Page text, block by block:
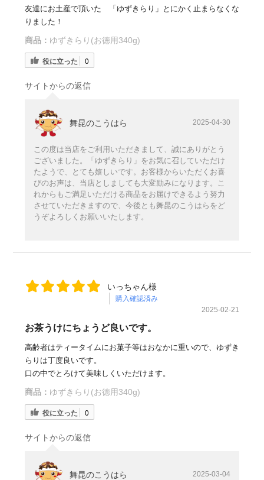
友達にお土産で頂いた 「ゆずきらり」とにかく止まらなくな
りました！
商品： ゆずきらり(お徳用340g)
役に立った 0
サイトからの返信
舞昆のこうはら 2025-04-30
この度は当店をご利用いただきまして、誠にありがとう
ございました。「ゆずきらり」をお気に召していただけ
たようで、とても嬉しいです。お客様からいただくお喜
びのお声は、当店としましても大変励みになります。こ
れからもご満足いただける商品をお届けできるよう努力
させていただきますので、今後とも舞昆のこうはらをど
うぞよろしくお願いいたします。
いっちゃん様
購入確認済み
2025-02-21
お茶うけにちょうど良いです。
高齢者はティータイムにお菓子等はおなかに重いので、ゆずき
らりは丁度良いです。
口の中でとろけて美味しくいただけます。
商品： ゆずきらり(お徳用340g)
役に立った 0
サイトからの返信
舞昆のこうはら 2025-03-04